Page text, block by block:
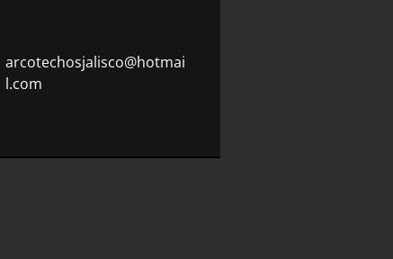
arcotechosjalisco@hotmai
l.com